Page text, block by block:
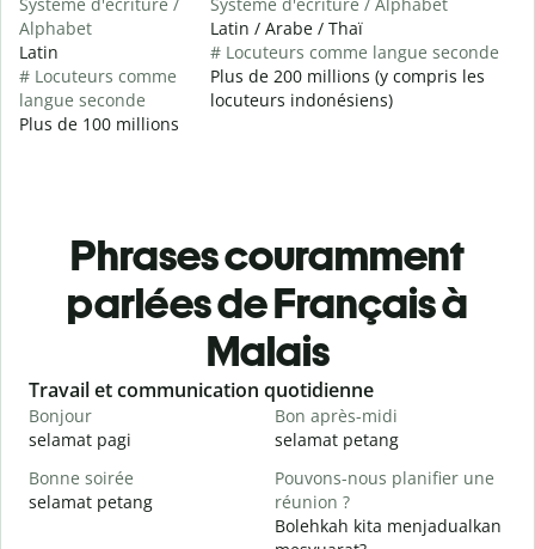
Alphabet
Latin
# Locuteurs comme
langue seconde
Plus de 100 millions
Latin / Arabe / Thaï
# Locuteurs comme langue seconde
Plus de 200 millions (y compris les
locuteurs indonésiens)
Phrases couramment
parlées de Français à
Malais
Slide 1 of 6
Travail et communication quotidienne
Bonjour
selamat pagi
Bon après-midi
selamat petang
Bonne soirée
selamat petang
Pouvons-nous planifier une
réunion ?
Bolehkah kita menjadualkan